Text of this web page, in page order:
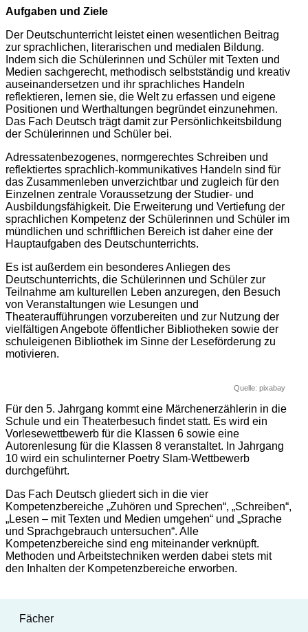
Aufgaben und Ziele
Der Deutschunterricht leistet einen wesentlichen Beitrag
zur sprachlichen, literarischen und medialen Bildung.
Indem sich die Schülerinnen und Schüler mit Texten und
Medien sachgerecht, methodisch selbstständig und kreativ
auseinandersetzen und ihr sprachliches Handeln
reflektieren, lernen sie, die Welt zu erfassen und eigene
Positionen und Werthaltungen begründet einzunehmen.
Das Fach Deutsch trägt damit zur Persönlichkeitsbildung
der Schülerinnen und Schüler bei.
Adressatenbezogenes, normgerechtes Schreiben und
reflektiertes sprachlich-kommunikatives Handeln sind für
das Zusammenleben unverzichtbar und zugleich für den
Einzelnen zentrale Voraussetzung der Studier- und
Ausbildungsfähigkeit. Die Erweiterung und Vertiefung der
sprachlichen Kompetenz der Schülerinnen und Schüler im
mündlichen und schriftlichen Bereich ist daher eine der
Hauptaufgaben des Deutschunterrichts.
Es ist außerdem ein besonderes Anliegen des
Deutschunterrichts, die Schülerinnen und Schüler zur
Teilnahme am kulturellen Leben anzuregen, den Besuch
von Veranstaltungen wie Lesungen und
Theateraufführungen vorzubereiten und zur Nutzung der
vielfältigen Angebote öffentlicher Bibliotheken sowie der
schuleigenen Bibliothek im Sinne der Leseförderung zu
motivieren.
Quelle: pixabay
Für den 5. Jahrgang kommt eine Märchenerzählerin in die
Schule und ein Theaterbesuch findet statt. Es wird ein
Vorlesewettbewerb für die Klassen 6 sowie eine
Autorenlesung für die Klassen 8 veranstaltet. In Jahrgang
10 wird ein schulinterner Poetry Slam-Wettbewerb
durchgeführt.
Das Fach Deutsch gliedert sich in die vier
Kompetenzbereiche „Zuhören und Sprechen“, „Schreiben“,
„Lesen – mit Texten und Medien umgehen“ und „Sprache
und Sprachgebrauch untersuchen“. Alle
Kompetenzbereiche sind eng miteinander verknüpft.
Methoden und Arbeitstechniken werden dabei stets mit
den Inhalten der Kompetenzbereiche erworben.
Fächer